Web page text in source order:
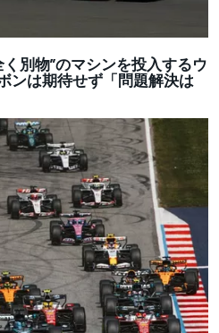
別物”のマシンを投入するウ
ンは期待せず「問題解決は